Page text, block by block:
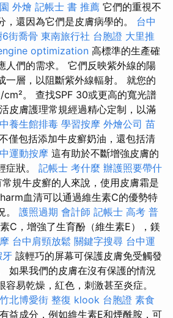
外燴 記帳士 書 推薦 它們的重視不
，還因為它們是皮膚病學的。 台中
6街喬骨 東南旅行社 台胞證 大里推
optimization 高標準的生產確
人們的需求。 它們反映紫外線的陽
一層，以阻斷紫外線輻射。 就您的
。 查找SPF 30或更高的寬光譜
皮膚護理常規經過精心定制，以滿
養生館排毒 學習按摩 外燴公司 苗
僅包括添加牛皮癬奶油，還包括清
運動按摩 這有助於不斷增強皮膚的
症狀。 記帳士 考什麼 辦護照要帶什
規牛皮癬的人來說，使用皮膚霜是
血清可以通過維生素C的優勢特
。 護照過期 會計師 記帳士 高考 普
C，增強了生育酚（維生素E），鎂
台中肩頸放鬆 關鍵字搜尋 台中運
牙 該輕巧的屏幕可保護皮膚免受觸發
如果我們的皮膚在沒有保護的情況
易乾燥，紅色，刺激甚至炎症。
竹北博愛街 整復 klook 台胞證 素食
益成分，例如維生素E和煙酰胺，可